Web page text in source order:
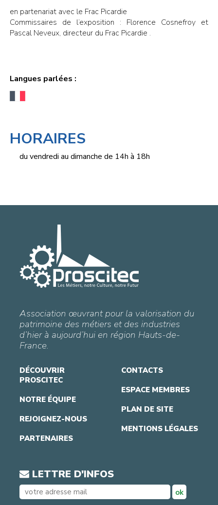
en partenariat avec le Frac Picardie
Commissaires de l’exposition : Florence Cosnefroy et
Pascal Neveux, directeur du Frac Picardie .
Langues parlées :
HORAIRES
du vendredi au dimanche de 14h à 18h
Association œuvrant pour la valorisation du
patrimoine des métiers et des industries
d’hier à aujourd’hui en région Hauts-de-
France.
DÉCOUVRIR
PROSCITEC
NOTRE ÉQUIPE
REJOIGNEZ-NOUS
PARTENAIRES
CONTACTS
ESPACE MEMBRES
PLAN DE SITE
MENTIONS LÉGALES
LETTRE D'INFOS